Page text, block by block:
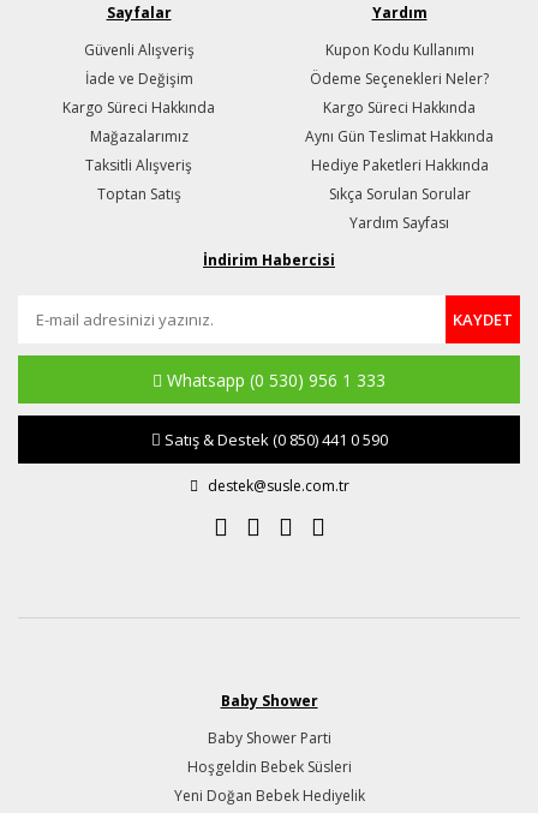
Sayfalar
Güvenli Alışveriş
İade ve Değişim
Kargo Süreci Hakkında
Mağazalarımız
Taksitli Alışveriş
Toptan Satış
Yardım
Kupon Kodu Kullanımı
Ödeme Seçenekleri Neler?
Kargo Süreci Hakkında
Aynı Gün Teslimat Hakkında
Hediye Paketleri Hakkında
Sıkça Sorulan Sorular
Yardım Sayfası
İndirim Habercisi
KAYDET
Whatsapp (0 530) 956 1 333
Satış & Destek(0 850) 441 0 590
destek@susle.com.tr
Baby Shower
Baby Shower Parti
Hoşgeldin Bebek Süsleri
Yeni Doğan Bebek Hediyelik